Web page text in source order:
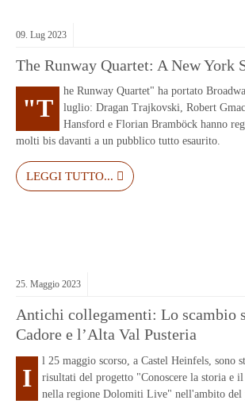
09. Lug 2023
The Runway Quartet: A New York
"T
he Runway Quartet" ha portato
luglio: Dragan Trajkovski, Robert
Hansford e Florian Bramböck hanno
molti bis davanti a un pubblico tutto esaurito.
LEGGI TUTTO...
25. Maggio 2023
Antichi collegamenti: Lo scambio
Cadore e l’Alta Val Pusteria
I
l 25 maggio scorso, a Castel Heinfels, sono
risultati del progetto "Conoscere la storia e
nella regione Dolomiti Live" nell'ambito del